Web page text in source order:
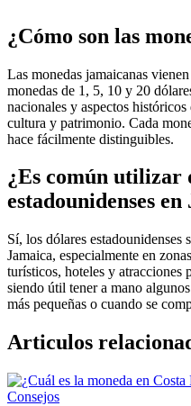
¿Cómo son las
Las monedas jamaicanas
monedas de 1, 5, 10 y 20
nacionales y aspectos
cultura y patrimonio. Cada
hace fácilmente distinguibles.
¿Es común utilizar
estadounidenses en
Sí, los dólares estadounidenses
Jamaica, especialmente en
turísticos, hoteles y atracciones
siendo útil tener a mano
más pequeñas o cuando se
Articulos
Consejos